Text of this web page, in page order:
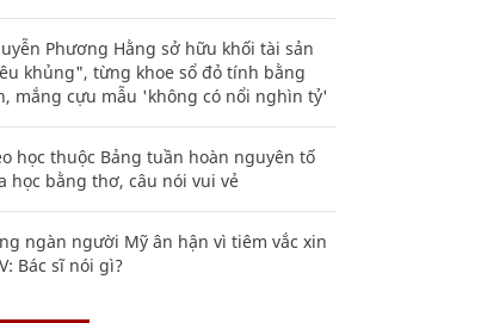
Phương Hằng sở hữu khối tài sản
khủng", từng khoe sổ đỏ tính bằng
mắng cựu mẫu 'không có nổi nghìn tỷ'
học thuộc Bảng tuần hoàn nguyên tố
học bằng thơ, câu nói vui vẻ
ngàn người Mỹ ân hận vì tiêm vắc xin
Bác sĩ nói gì?